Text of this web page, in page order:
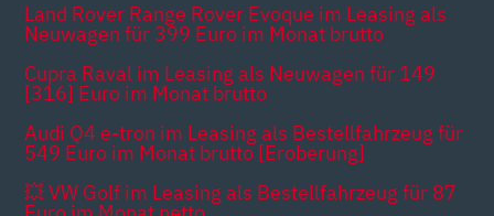
Land Rover Range Rover Evoque im Leasing als
Neuwagen für 399 Euro im Monat brutto
Cupra Raval im Leasing als Neuwagen für 149
[316] Euro im Monat brutto
Audi Q4 e-tron im Leasing als Bestellfahrzeug für
549 Euro im Monat brutto [Eroberung]
💥 VW Golf im Leasing als Bestellfahrzeug für 87